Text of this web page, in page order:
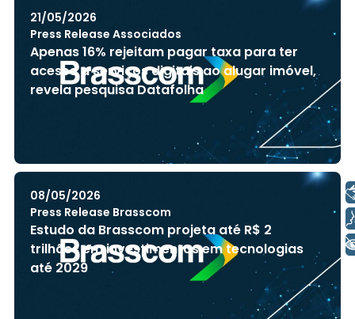
21/05/2026
Press Release Associados
Apenas 16% rejeitam pagar taxa para ter
acesso a serviços digitais ao alugar imóvel,
revela pesquisa Datafolha
08/05/2026
Press Release Brasscom
Estudo da Brasscom projeta até R$ 2
trilhões em investimentos em tecnologias
até 2029
+ Acessibilidade